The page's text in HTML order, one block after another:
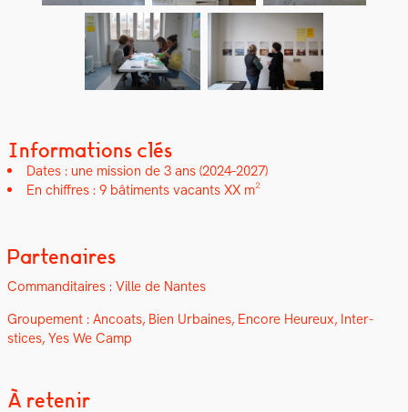
Informations clés
Dates : une mis­sion de 3 ans (2024–2027)
En chiffres : 9 bâti­ments vacants XX m²
Partenaires
Com­man­di­taires : Ville de Nantes
Groupe­ment : Ancoats, Bien Urbaines, Encore Heureux, Inter­
stices, Yes We Camp
À retenir